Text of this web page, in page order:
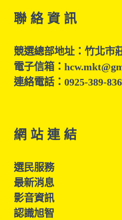
聯 絡 資 訊
競選總部地址：竹北市
電子信箱：
連絡電話：0925-389-836
網 站 連 結
選民服務
最新消息
影音資訊
認識旭智